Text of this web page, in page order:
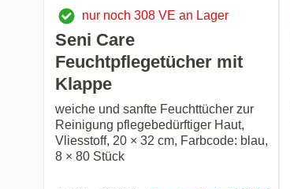
nur noch 308 VE an Lager
Seni Care
Feuchtpflegetücher mit
Klappe
weiche und sanfte Feuchttücher zur
Reinigung pflegebedürftiger Haut,
Vliesstoff, 20 × 32 cm, Farbcode: blau,
8 × 80 Stück